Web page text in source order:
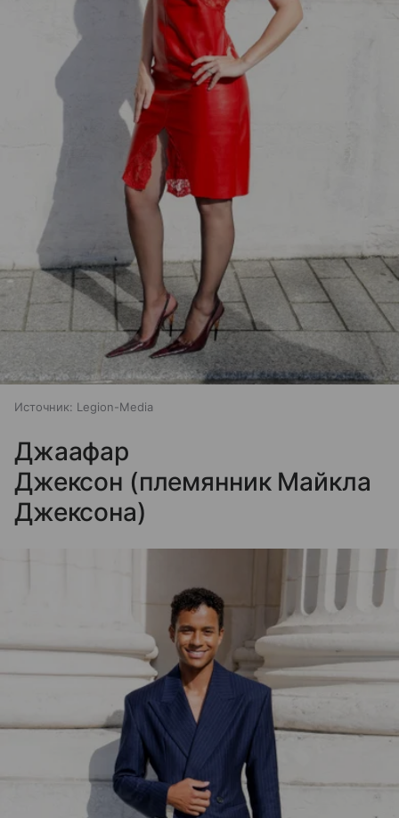
Источник: Legion-Media
Джаафар
Джексон (племянник Майкла
Джексона)